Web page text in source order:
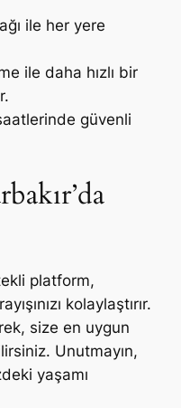
ile her yere
ile daha hızlı bir
güvenli
platform,
kolaylaştırır.
size en uygun
Unutmayın,
yaşamı